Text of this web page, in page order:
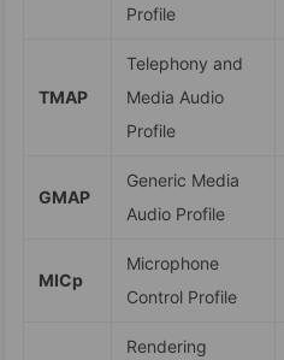
Profile
TMAP
Telephony and
Media Audio
Profile
GMAP
Generic Media
Audio Profile
MICp
Microphone
Control Profile
Rendering